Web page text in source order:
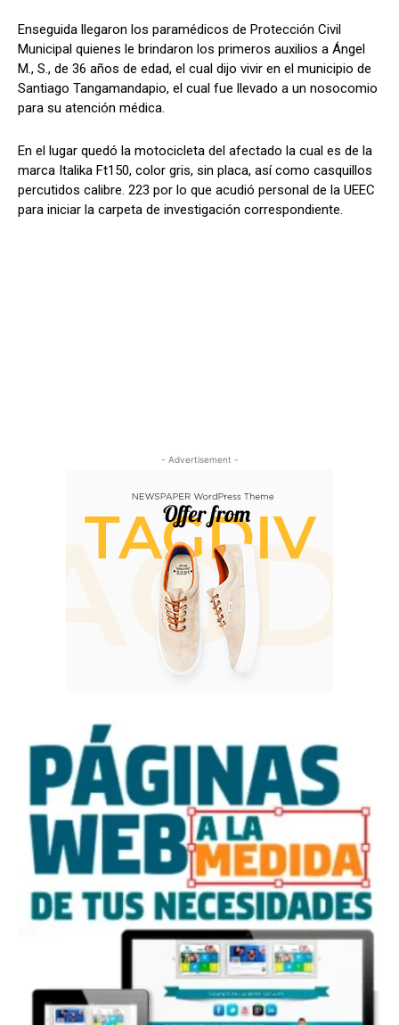
Enseguida llegaron los paramédicos de Protección Civil
Municipal quienes le brindaron los primeros auxilios a Ángel
M., S., de 36 años de edad, el cual dijo vivir en el municipio de
Santiago Tangamandapio, el cual fue llevado a un nosocomio
para su atención médica.
En el lugar quedó la motocicleta del afectado la cual es de la
marca Italika Ft150, color gris, sin placa, así como casquillos
percutidos calibre. 223 por lo que acudió personal de la UEEC
para iniciar la carpeta de investigación correspondiente.
- Advertisement -